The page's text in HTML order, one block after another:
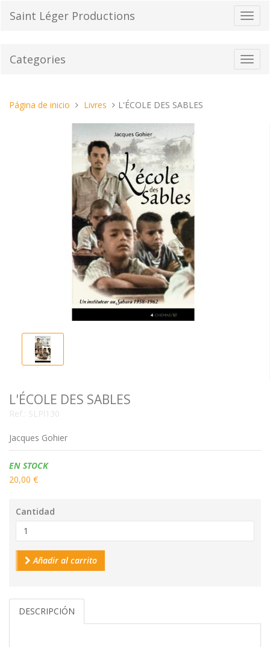
el
de
Saint Léger Productions
Categories
Estas
Página de inicio Livres L'ÉCOLE DES SABLES
L'ÉCOLE DES SABLES
Ref.: SLPl130
Jacques Gohier
Disponibilidad:
EN STOCK
20,00 €
Cantidad
Añadir al carrito
DESCRIPCIÓN